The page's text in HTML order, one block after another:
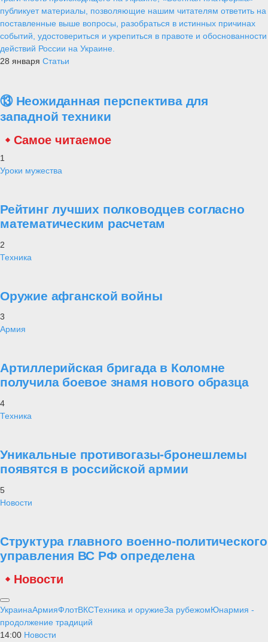
публикует материалы, позволяющие нашим читателям ответить на
поставленные выше вопросы, разобраться в истинных причинах
событий, удостовериться и укрепиться в правоте и обоснованности
действий России на Украине.
28 января Статьи
⑬ Неожиданная перспектива для
западной техники
Самое читаемое
1
Уроки мужества
Рейтинг лучших полководцев согласно
математическим расчетам
2
Техника
Оружие афганской войны
3
Армия
Артиллерийская бригада в Коломне
получила боевое знамя нового образца
4
Техника
Уникальные противогазы-бронешлемы
появятся в российской армии
5
Новости
Структура главного военно-политического
управления ВС РФ определена
Новости
УкраинаАрмияФлотВКСТехника и оружиеЗа рубежомЮнармия -
продолжение традиций
14:00 Новости